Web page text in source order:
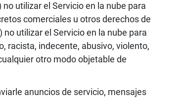
utilizar el Servicio en la nube para
comerciales u otros derechos de
utilizar el Servicio en la nube para
racista, indecente, abusivo, violento,
otro modo objetable de
anuncios de servicio, mensajes